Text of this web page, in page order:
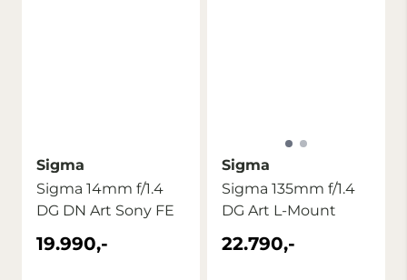
Sigma
Sigma 14mm f/1.4
DG DN Art Sony FE
19.990,-
Sigma
Sigma 135mm f/1.4
DG Art L-Mount
22.790,-